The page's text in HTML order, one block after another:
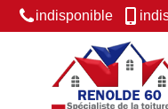
indisponible